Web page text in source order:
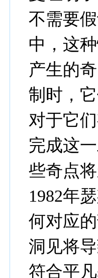
不需要
中，这
产生的
制时，
对于它
完成这
些奇点
1982年
何对应
洞见将
符合平